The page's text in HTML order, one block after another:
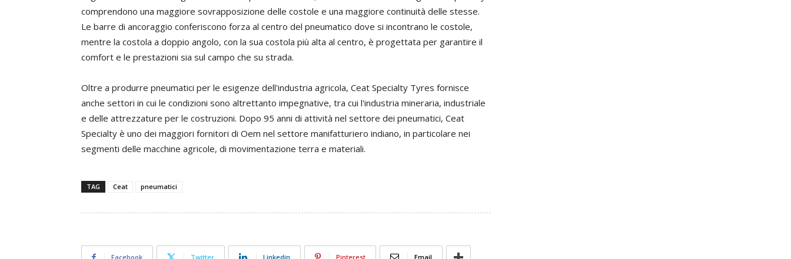
comprendono una maggiore sovrapposizione delle costole e una maggiore continuità delle stesse.
Le barre di ancoraggio conferiscono forza al centro del pneumatico dove si incontrano le costole,
mentre la costola a doppio angolo, con la sua costola più alta al centro, è progettata per garantire il
comfort e le prestazioni sia sul campo che su strada.
Oltre a produrre pneumatici per le esigenze dell'industria agricola, Ceat Specialty Tyres fornisce
anche settori in cui le condizioni sono altrettanto impegnative, tra cui l'industria mineraria, industriale
e delle attrezzature per le costruzioni. Dopo 95 anni di attività nel settore dei pneumatici, Ceat
Specialty è uno dei maggiori fornitori di Oem nel settore manifatturiero indiano, in particolare nei
segmenti delle macchine agricole, di movimentazione terra e materiali.
TAG Ceat pneumatici
Facebook Twitter Linkedin Pinterest Email